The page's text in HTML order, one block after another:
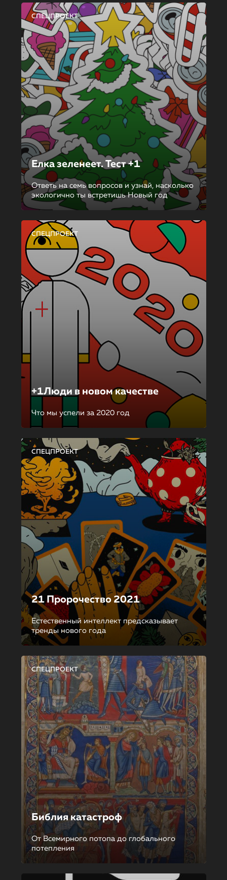
СПЕЦПРОЕКТ
Елка зеленеет. Тест +1
Ответь на семь вопросов и узнай, насколько
экологично ты встретишь Новый год
СПЕЦПРОЕКТ
+1Люди в новом качестве
Что мы успели за 2020 год
СПЕЦПРОЕКТ
21 Пророчество 2021
Естественный интеллект предсказывает
тренды нового года
СПЕЦПРОЕКТ
Библия катастроф
От Всемирного потопа до глобального
потепления